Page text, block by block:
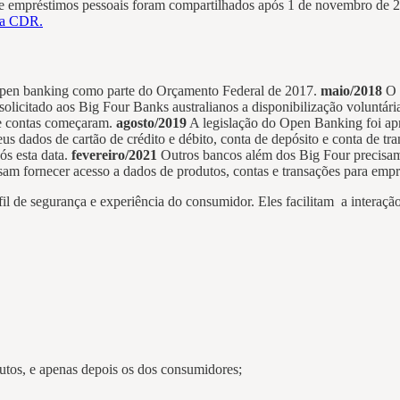
empréstimos pessoais foram compartilhados após 1 de novembro
CDR.
banking como parte do Orçamento Federal de 2017. maio/2018 O
aos Big Four Banks australianos a disponibilização
contas começaram. agosto/2019 A legislação do Open Banking foi
dados de cartão de crédito e débito, conta de depósito e conta de
esta data. fevereiro/2021 Outros bancos além dos Big Four
fornecer acesso a dados de produtos, contas e transações para
de segurança e experiência do consumidor. Eles facilitam a
e apenas depois os dos consumidores;